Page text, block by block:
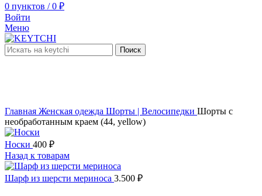
0 пунктов / 0 ₽
Войти
Меню
Поиск
Главная Женская одежда Шорты | Велосипедки Шорты с
необработанным краем (44, yellow)
Носки 400 ₽
Назад к товарам
Шарф из шерсти мериноса 3.500 ₽